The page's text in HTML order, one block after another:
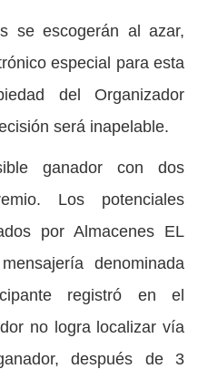
se escogerán al azar,
especial para esta
del Organizador
será inapelable.
ganador con dos
Los potenciales
por Almacenes EL
denominada
registró en el
no logra localizar vía
después de 3